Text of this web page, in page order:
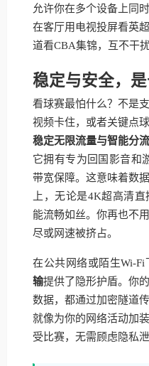
允许你在多个设备上同
在客厅用电视投屏看英
道看CBA集锦，互不干
稳定与安全，
看球赛最怕什么？不是
视频卡住，或者关键点
稳定无限流量与智能分
它拥有专为回国影音和
带宽保障。这意味着数
上，无论是4K超高清
能流畅如丝。你再也不
尽或网速被挤占。
在公共网络或陌生Wi-Fi
输提供了隐形护盾。你
数据，都通过加密隧道
就像为你的网络活动加
受比赛，无需顾虑隐私泄